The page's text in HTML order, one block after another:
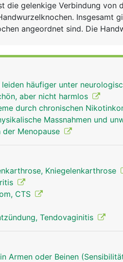
die gelenkige Verbindung von
Insgesamt
angeordnet sind. Die
mit denen die
häufiger unter
aber nicht harmlos
durch chronischen
Massnahmen und
Menopause
Kniegelenkarthrose
CTS
Tendovaginitis
Armen oder Beinen